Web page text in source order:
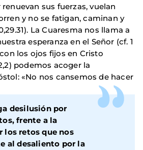
sus fuerzas, vuelan
y no se fatigan, caminan y
La Cuaresma nos llama a
esperanza en el Señor (cf. 1
los ojos fijos en Cristo
podemos acoger la
«No nos cansemos de hacer
desilusión por
frente a la
los retos que nos
al desaliento por la